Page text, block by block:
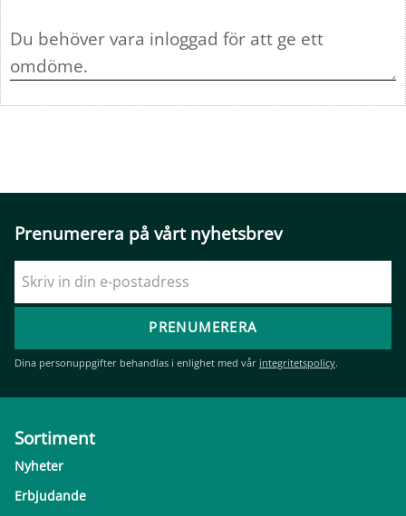
Prenumerera på vårt nyhetsbrev
PRENUMERERA
Dina personuppgifter behandlas i enlighet med vår integritetspolicy.
Sortiment
Nyheter
Erbjudande